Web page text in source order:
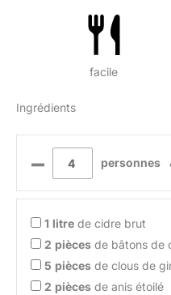
facile
Ingrédients
– personnes
1 litre de cidre brut
2 pièces de bâtons de
5 pièces de clous de
2 pièces de anis étoilé